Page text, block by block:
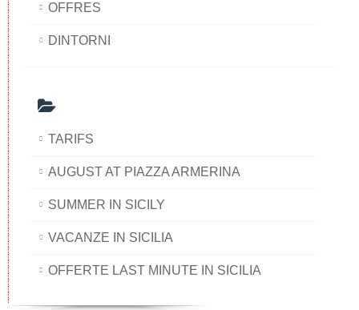
OFFRES
DINTORNI
TARIFS
AUGUST AT PIAZZA ARMERINA
SUMMER IN SICILY
VACANZE IN SICILIA
OFFERTE LAST MINUTE IN SICILIA